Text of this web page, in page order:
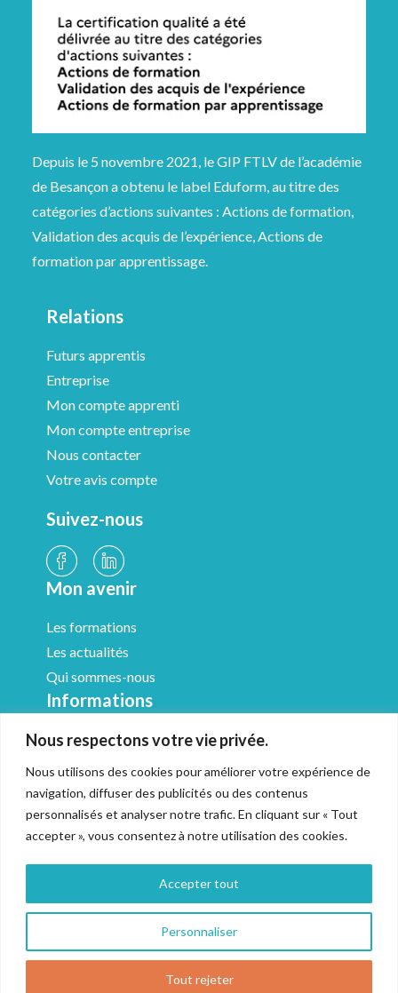
Nous respectons votre vie privée.
Nous utilisons des cookies pour améliorer votre expérience de
navigation, diffuser des publicités ou des contenus
personnalisés et analyser notre trafic. En cliquant sur « Tout
accepter », vous consentez à notre utilisation des cookies.
Personnaliser
Tout rejeter
Accepter tout
Depuis le 5 novembre 2021, le GIP FTLV de l’académie
de Besançon a obtenu le label Eduform, au titre des
catégories d’actions suivantes : Actions de formation,
Validation des acquis de l’expérience, Actions de
formation par apprentissage.
Relations
Futurs apprentis
Entreprise
Mon compte apprenti
Mon compte entreprise
Nous contacter
Votre avis compte
Suivez-nous
Mon avenir
Les formations
Les actualités
Qui sommes-nous
Informations
Médiathèque
Mentions légales
CGV & Médiation
Politique de confidentialité
Accessibilité
Gestion des cookies
© 2022 CFA Académique | RéalisationTête De Com